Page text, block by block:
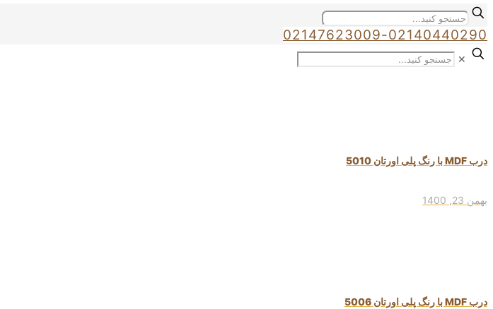
02147623009-02140440290
✕
درب MDF با رنگ پلی اورتان 5010
بهمن 23, 1400
درب MDF با رنگ پلی اورتان 5006